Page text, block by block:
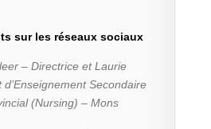
sur les réseaux sociaux
– Directrice et Laurie
Secondaire
(Nursing) – Mons